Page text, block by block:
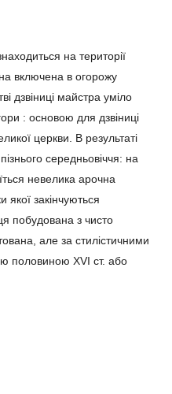
на території
включена в огорожу
дзвіниці майстра уміло
: основою для дзвіниці
церкви. В результаті
середньовіччя: на
невелика арочна
якої закінчуються
побудована з чисто
але за стилістичними
половиною XVI ст. або